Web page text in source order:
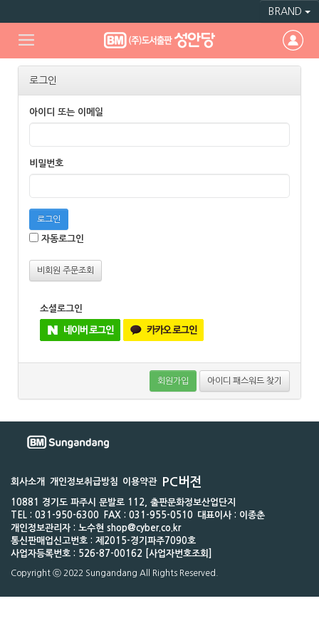
BRAND
로그인
아이디 또는 이메일
비밀번호
로그인
자동로그인
비회원 주문조회
소셜로그인
회원가입 아이디 패스워드 찾기
회사소개 개인정보취급방침 이용약관 PC버전
10881 경기도 파주시 문발로 112, 출판문화정보산업단지
TEL : 031-950-6300
FAX : 031-955-0510
대표이사 : 이종춘
개인정보관리자 : 노수현 shop@cyber.co.kr
통신판매업신고번호 : 제2015-경기파주7090호
사업자등록번호 : 526-87-00162 [사업자번호조회]
Copyright ⓒ 2022 Sungandang All Rights Reserved.